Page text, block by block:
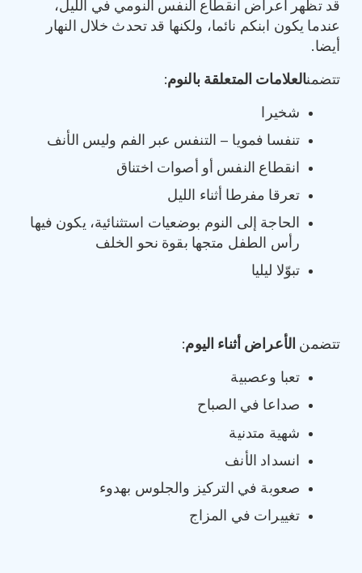
قد تظهر أعراض انقطاع النفس النومي في الليل،
عندما يكون ابنكم نائما، ولكنها قد تحدث خلال النهار
أيضا.
تتضمنالعلامات المتعلقة بالنوم:
شخيرا
تنفسا فمويا – التنفس عبر الفم وليس الأنف
انقطاع النفس أو أصوات اختناق
تعرقا مفرطا أثناء الليل
الحاجة إلى النوم بوضعيات استثنائية، يكون فيها
رأس الطفل متجها بقوة نحو الخلف
تبوّلا ليليا
تتضمن الأعراض أثناء اليوم:
تعبا وعصبية
صداعا في الصباح
شهية متدنية
انسداد الأنف
صعوبة في التركيز والجلوس بهدوء
تغييرات في المزاج